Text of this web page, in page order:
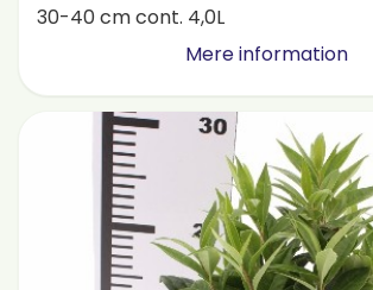
30-40 cm cont. 4,0L
Mere information